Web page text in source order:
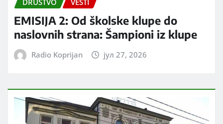
DRUŠTVO VESTI
EMISIJA 2: Od školske klupe do
naslovnih strana: Šampioni iz klupe
Radio Koprijan јул 27, 2026